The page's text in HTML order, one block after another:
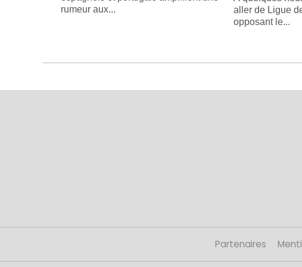
rumeur aux...
aller de Ligue
opposant le...
Partenaires